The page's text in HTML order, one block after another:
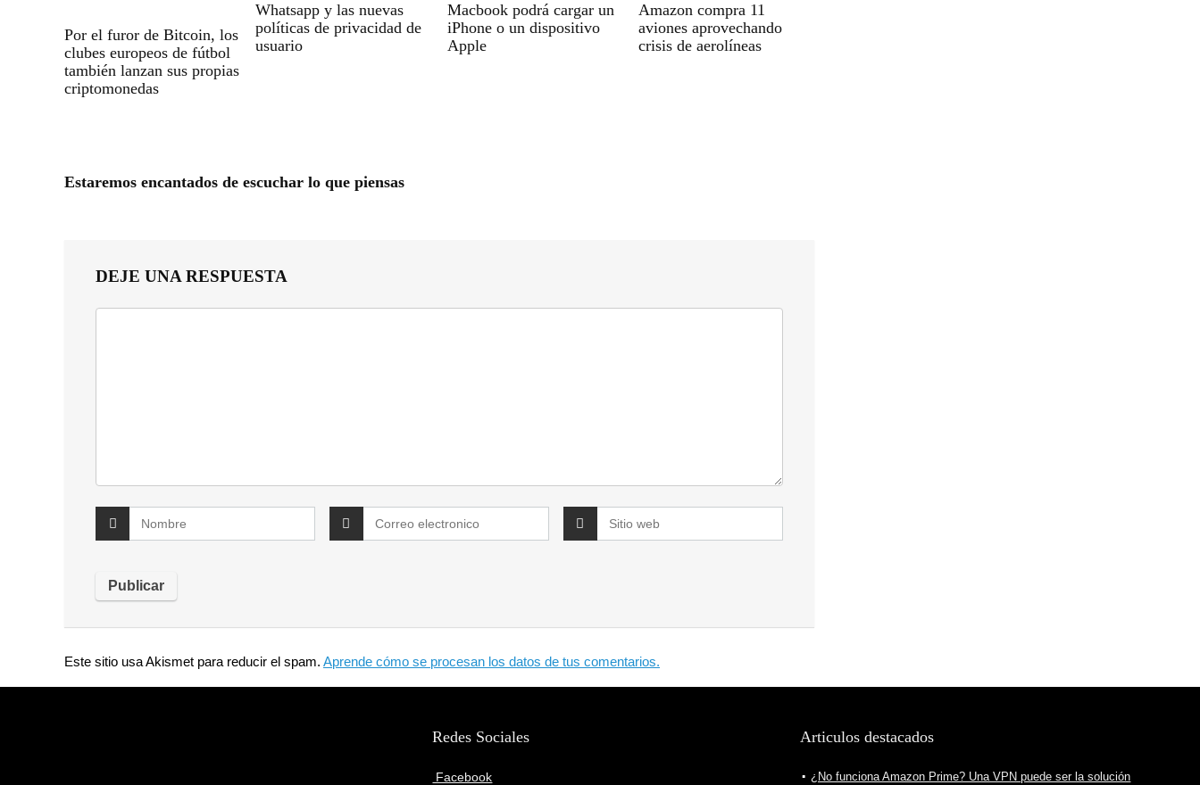
Por el furor de Bitcoin, los
clubes europeos de fútbol
también lanzan sus propias
criptomonedas
Whatsapp y las nuevas
políticas de privacidad de
usuario
Macbook podrá cargar un
iPhone o un dispositivo
Apple
Amazon compra 11
aviones aprovechando
crisis de aerolíneas
Estaremos encantados de escuchar lo que piensas
DEJE UNA RESPUESTA
Este sitio usa Akismet para reducir el spam. Aprende cómo se procesan los datos de tus comentarios.
Redes Sociales
Facebook
Articulos destacados
¿No funciona Amazon Prime? Una VPN puede ser la solución